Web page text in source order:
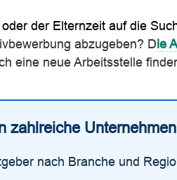
der Elternzeit auf die
abzugeben? Die
eine neue Arbeitsstelle
zahlreiche
nach Branche und